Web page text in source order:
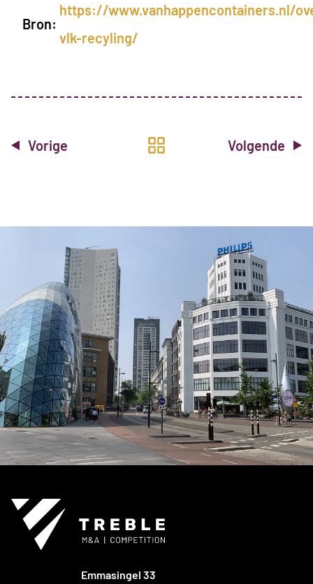
Bron:
https://www.vanhappencontainers.nl/
vlk-recyling/
Vorige Volgende
Emmasingel 33